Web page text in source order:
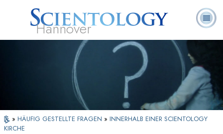
Hannover
Scientology?
Ehrenamtliche
Geistliche
Häufig gestellte
Fragen
» HÄUFIG GESTELLTE FRAGEN » INNERHALB EINER SCIENTOLOGY
KIRCHE